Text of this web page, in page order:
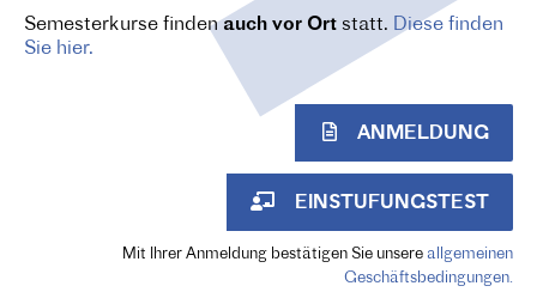
Semesterkurse findenauch vor Ort statt. Diese finden
Sie hier.
ANMELDUNG
EINSTUFUNGSTEST
Mit Ihrer Anmeldung bestätigen Sie unsere allgemeinen
Geschäftsbedingungen.